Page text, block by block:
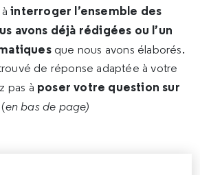
àinterroger l’ensemble des
avons déjà rédigées ou l’un
que nous avons élaborés.
de réponse adaptée à votre
pas à poser votre question sur
(en bas de page)